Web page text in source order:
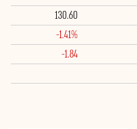
130.60
-1.41%
-1.84